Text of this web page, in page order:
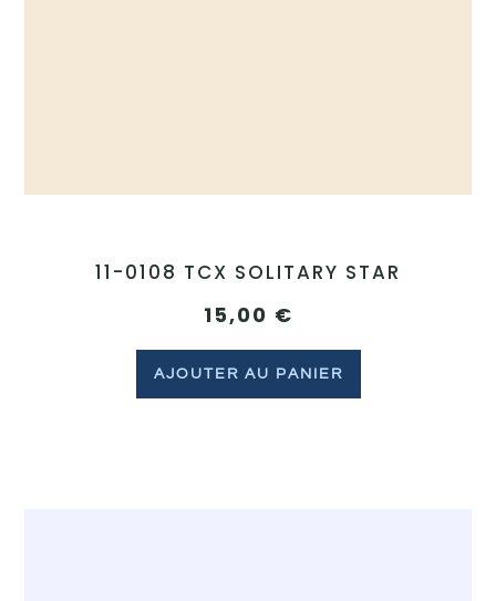
11-0108 TCX SOLITARY STAR
15,00 €
AJOUTER AU PANIER